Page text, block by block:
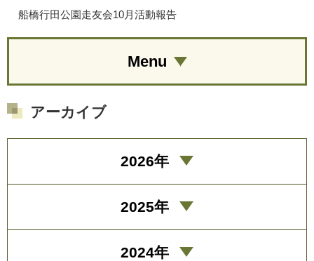
船橋行田公園走友会10月活動報告
Menu
アーカイブ
2026年
2025年
2024年